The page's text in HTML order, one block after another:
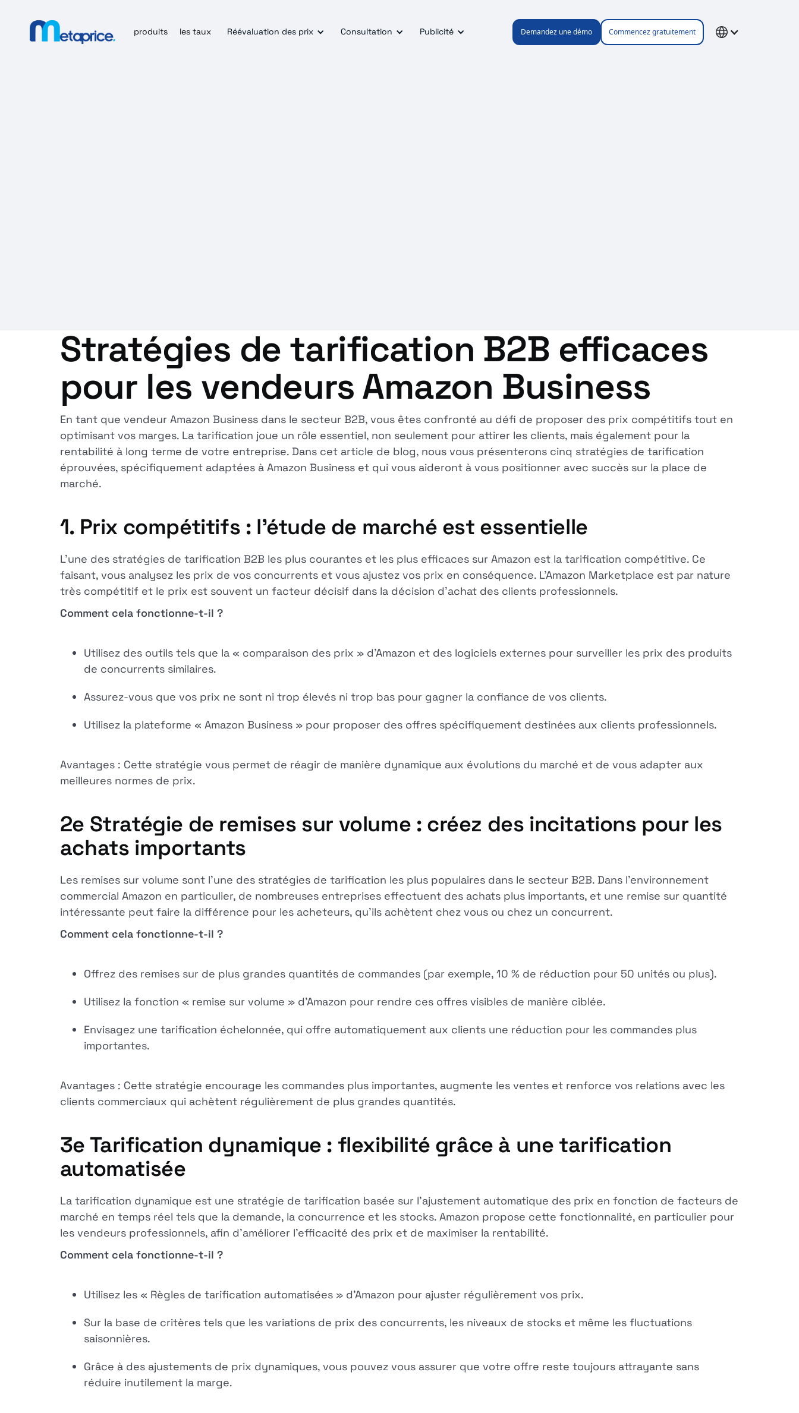
produits les taux Réévaluation des prix Consultation Publicité Demandez une démo Commencez gratuitement
Stratégies de tarification B2B efficaces
pour les vendeurs Amazon Business
En tant que vendeur Amazon Business dans le secteur B2B, vous êtes confronté au défi de proposer des prix compétitifs tout en
optimisant vos marges. La tarification joue un rôle essentiel, non seulement pour attirer les clients, mais également pour la
rentabilité à long terme de votre entreprise. Dans cet article de blog, nous vous présenterons cinq stratégies de tarification
éprouvées, spécifiquement adaptées à Amazon Business et qui vous aideront à vous positionner avec succès sur la place de
marché.
1. Prix compétitifs : l'étude de marché est essentielle
L'une des stratégies de tarification B2B les plus courantes et les plus efficaces sur Amazon est la tarification compétitive. Ce
faisant, vous analysez les prix de vos concurrents et vous ajustez vos prix en conséquence. L'Amazon Marketplace est par nature
très compétitif et le prix est souvent un facteur décisif dans la décision d'achat des clients professionnels.
Comment cela fonctionne-t-il ?
Utilisez des outils tels que la « comparaison des prix » d'Amazon et des logiciels externes pour surveiller les prix des produits
de concurrents similaires.
Assurez-vous que vos prix ne sont ni trop élevés ni trop bas pour gagner la confiance de vos clients.
Utilisez la plateforme « Amazon Business » pour proposer des offres spécifiquement destinées aux clients professionnels.
Avantages : Cette stratégie vous permet de réagir de manière dynamique aux évolutions du marché et de vous adapter aux
meilleures normes de prix.
2e Stratégie de remises sur volume : créez des incitations pour les
achats importants
Les remises sur volume sont l'une des stratégies de tarification les plus populaires dans le secteur B2B. Dans l'environnement
commercial Amazon en particulier, de nombreuses entreprises effectuent des achats plus importants, et une remise sur quantité
intéressante peut faire la différence pour les acheteurs, qu'ils achètent chez vous ou chez un concurrent.
Comment cela fonctionne-t-il ?
Offrez des remises sur de plus grandes quantités de commandes (par exemple, 10 % de réduction pour 50 unités ou plus).
Utilisez la fonction « remise sur volume » d'Amazon pour rendre ces offres visibles de manière ciblée.
Envisagez une tarification échelonnée, qui offre automatiquement aux clients une réduction pour les commandes plus
importantes.
Avantages : Cette stratégie encourage les commandes plus importantes, augmente les ventes et renforce vos relations avec les
clients commerciaux qui achètent régulièrement de plus grandes quantités.
3e Tarification dynamique : flexibilité grâce à une tarification
automatisée
La tarification dynamique est une stratégie de tarification basée sur l'ajustement automatique des prix en fonction de facteurs de
marché en temps réel tels que la demande, la concurrence et les stocks. Amazon propose cette fonctionnalité, en particulier pour
les vendeurs professionnels, afin d'améliorer l'efficacité des prix et de maximiser la rentabilité.
Comment cela fonctionne-t-il ?
Utilisez les « Règles de tarification automatisées » d'Amazon pour ajuster régulièrement vos prix.
Sur la base de critères tels que les variations de prix des concurrents, les niveaux de stocks et même les fluctuations
saisonnières.
Grâce à des ajustements de prix dynamiques, vous pouvez vous assurer que votre offre reste toujours attrayante sans
réduire inutilement la marge.